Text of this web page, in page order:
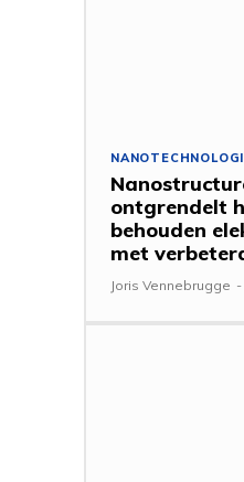
ontgrendelt
behouden
met
Joris Vennebrugge -